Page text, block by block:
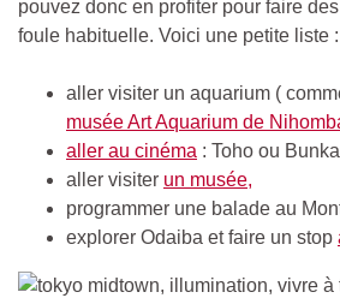
pouvez donc en profiter pour faire
foule habituelle. Voici une petite liste :
aller visiter un aquarium (
musée Art Aquarium de
aller au cinéma : Toho ou
aller visiter un musée,
programmer une balade au
explorer Odaiba et faire un stop